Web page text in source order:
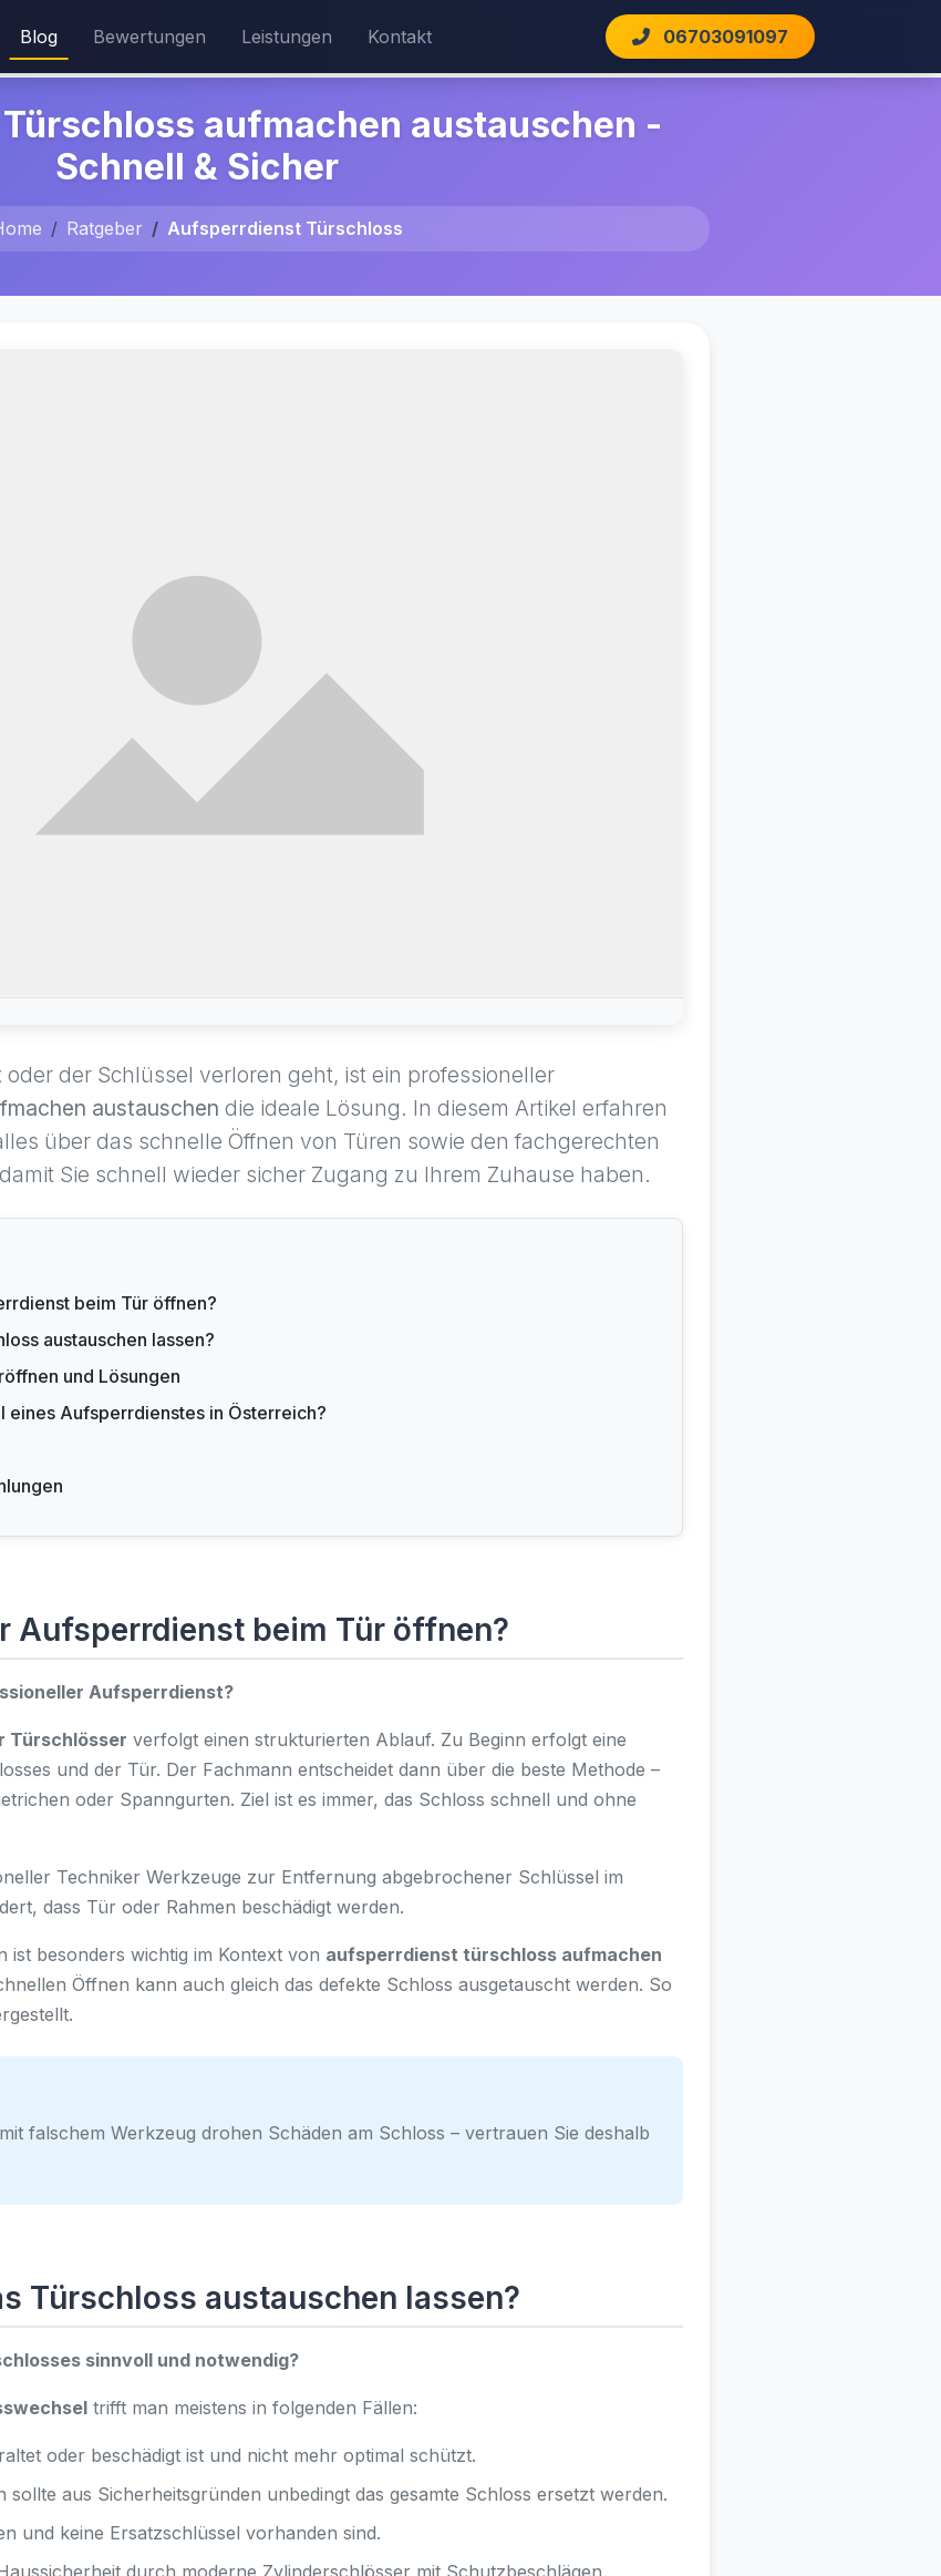
Blog Bewertungen Leistungen Kontakt 06703091097
aufmachen austauschen -
Schnell & Sicher
Ratgeber Aufsperrdienst Türschloss
oder der Schlüssel verloren geht, ist ein professioneller
austauschen die ideale Lösung. In diesem Artikel erfahren
über das schnelle Öffnen von Türen sowie den fachgerechten
Sie schnell wieder sicher Zugang zu Ihrem Zuhause haben.
beim Tür öffnen?
austauschen lassen?
und Lösungen
eines Aufsperrdienstes in Österreich?
Aufsperrdienst beim Tür öffnen?
Aufsperrdienst?
Türschlösser verfolgt einen strukturierten Ablauf. Zu Beginn erfolgt eine
und der Tür. Der Fachmann entscheidet dann über die beste Methode –
oder Spanngurten. Ziel ist es immer, das Schloss schnell und ohne
Techniker Werkzeuge zur Entfernung abgebrochener Schlüssel im
dass Tür oder Rahmen beschädigt werden.
ist besonders wichtig im Kontext von aufsperrdienst türschloss aufmachen
Öffnen kann auch gleich das defekte Schloss ausgetauscht werden. So
falschem Werkzeug drohen Schäden am Schloss – vertrauen Sie deshalb
Türschloss austauschen lassen?
sinnvoll und notwendig?
trifft man meistens in folgenden Fällen:
oder beschädigt ist und nicht mehr optimal schützt.
aus Sicherheitsgründen unbedingt das gesamte Schloss ersetzt werden.
und keine Ersatzschlüssel vorhanden sind.